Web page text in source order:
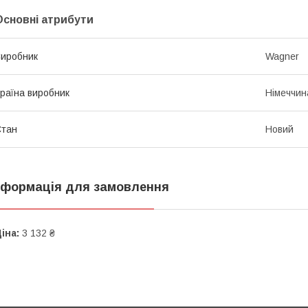
атрибути
Wagner
виробник
Новий
для замовлення
3 132 ₴